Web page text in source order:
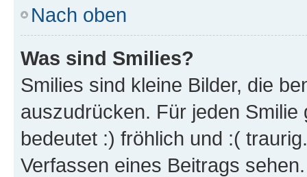
Nach oben
Was sind Smilies?
Smilies sind kleine Bilder, die
auszudrücken. Für jeden
bedeutet :) fröhlich und :(
Verfassen eines Beitrags